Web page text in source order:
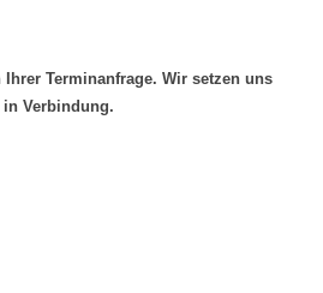
Terminanfrage. Wir setzen uns
Verbindung.